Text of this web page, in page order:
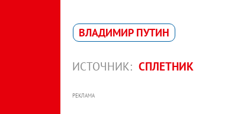
ВЛАДИМИР ПУТИН
ИСТОЧНИК: СПЛЕТНИК
РЕКЛАМА